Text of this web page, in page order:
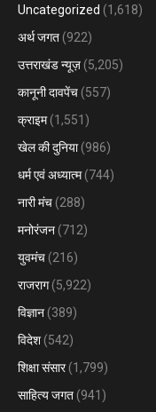
Uncategorized (1,618)
अर्थ जगत (922)
उत्तराखंड न्यूज़ (5,205)
कानूनी दावपेंच (557)
क्राइम(1,551)
खेल की दुनिया(986)
धर्म एवं अध्यात्म(744)
नारी मंच (288)
मनोरंजन (712)
युवमंच (216)
राजराग(5,922)
विज्ञान (389)
विदेश (542)
शिक्षा संसार(1,799)
साहित्य जगत (941)